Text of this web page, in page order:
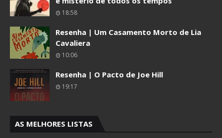
18:58
Resenha | Um Casamento Morto de Lia
Cavaliera
10:06
Resenha | O Pacto de Joe Hill
19:17
AS MELHORES LISTAS